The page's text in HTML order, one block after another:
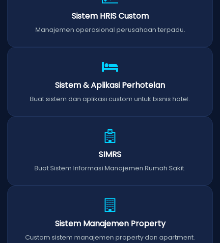
Sistem HRIS Custom
Manajemen operasional perusahaan terpadu.
Sistem & Aplikasi Perhotelan
Buat sistem dan aplikasi custom untuk bisnis hotel.
SIMRS
Buat Sistem Informasi Manajemen Rumah Sakit.
Sistem Manajemen Property
Custom sistem manajemen property dan apartment.